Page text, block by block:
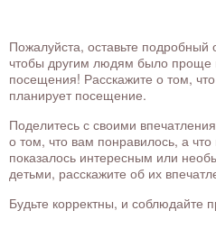
Пожалуйста, оставьте
чтобы другим людям было проще
посещения! Расскажите о том, что
планирует посещение.
Поделитесь с своими
о том, что вам понравилось, а
показалось интересным или
детьми, расскажите об их
Будьте корректны, и соблюдайте